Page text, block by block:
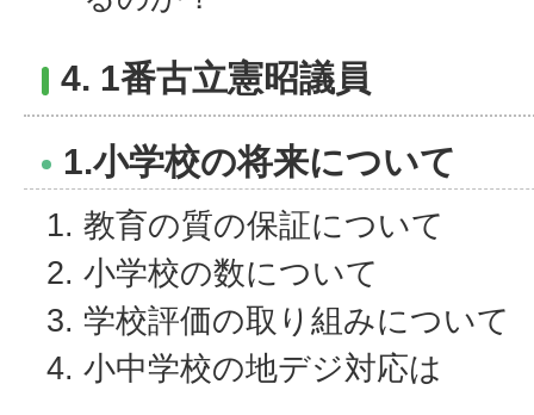
4. 1番古立憲昭議員
1.小学校の将来について
教育の質の保証について
小学校の数について
学校評価の取り組みについて
小中学校の地デジ対応は